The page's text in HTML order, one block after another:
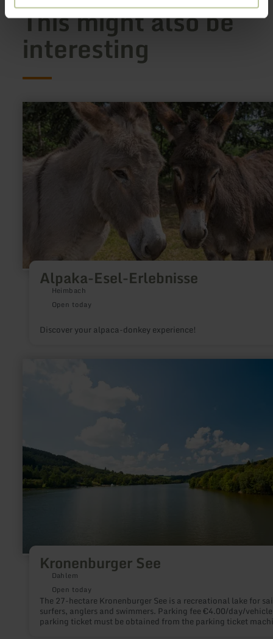
This might also be
interesting
Alpaka-Esel-Erlebnisse
Heimbach
Open today
Discover your alpaca-donkey experience!
more
about:
Alpaka-
Esel-
Erlebnisse
Kronenburger See
Dahlem
Open today
The 27-hectare Kronenburger See is a recreational lake for
surfers, anglers and swimmers. Parking fee €4.00/day/
parking ticket must be obtained from the parking ticket